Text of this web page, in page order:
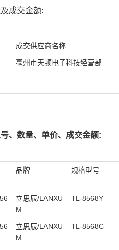
成交金额:
成交供应商名称
亳州市天顿电子科技经营部
、数量、单价、成交金额:
品牌 规格型号
立思辰/LANXU
M
TL-8568Y
立思辰/LANXU
M
TL-8568C